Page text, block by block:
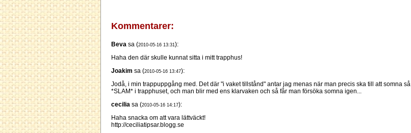
Kommentarer:
Beva sa (2010-05-16 13:31):
Haha den där skulle kunnat sitta i mitt trapphus!
Joakim sa (2010-05-16 13:47):
Jodå, i min trappuppgång med. Det där "i vaket tillstånd" antar jag menas när man precis ska till att somna så
*SLAM* i trapphuset, och man blir med ens klarvaken och så får man försöka somna igen...
cecilia sa (2010-05-16 14:17):
Haha snacka om att vara lättväckt!
http://ceciliatipsar.blogg.se